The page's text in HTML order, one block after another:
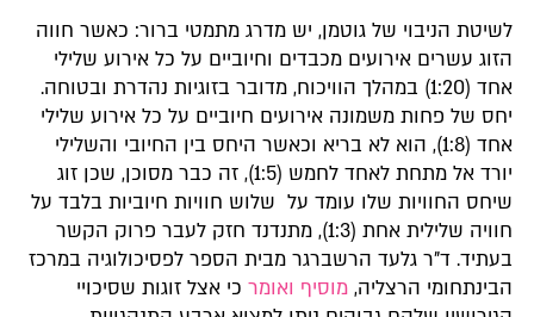
לשיטת הניבוי של גוטמן, יש מדרג מתמטי ברור: כאשר חווה
הזוג עשרים אירועים מכבדים וחיוביים על כל אירוע שלילי
אחד (1:20) במהלך הוויכוח, מדובר בזוגיות נהדרת ובטוחה.
יחס של פחות משמונה אירועים חיוביים על כל אירוע שלילי
אחד (1:8), הוא לא בריא וכאשר היחס בין החיובי והשלילי
יורד אל מתחת לאחד לחמש (1:5), זה כבר מסוכן, שכן זוג
שיחס החוויות שלו עומד על שלוש חוויות חיוביות בלבד על
חוויה שלילית אחת (1:3), מתנדנד חזק לעבר פרוק הקשר
בעתיד. ד"ר גלעד הרשברגר מבית הספר לפסיכולוגיה במרכז
הבינתחומי הרצליה, מוסיף ואומרכי אצל זוגות שסיכויי